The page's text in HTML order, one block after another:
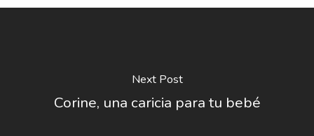
Next Post
Corine, una caricia para tu bebé